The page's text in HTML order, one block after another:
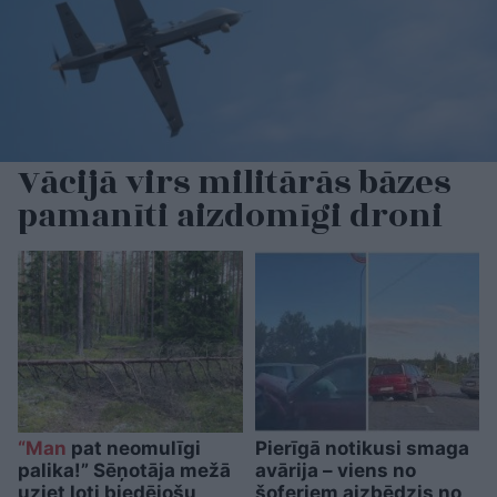
Vācijā virs militārās bāzes
pamanīti aizdomīgi droni
“Man pat neomulīgi
palika!” Sēņotāja mežā
uziet ļoti biedējošu
Pierīgā notikusi smaga
avārija – viens no
šoferiem aizbēdzis no